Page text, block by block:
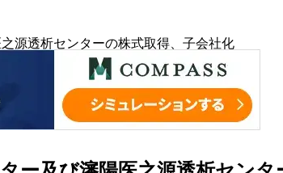
源透析センターの株式取得、子会社化